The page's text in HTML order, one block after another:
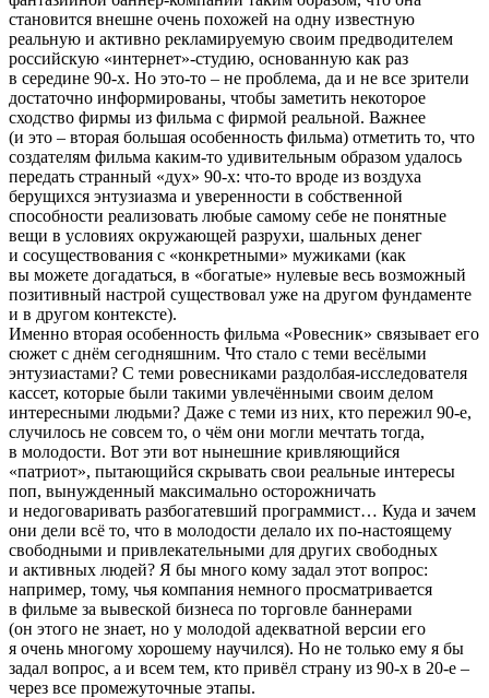
становится внешне очень похожей на одну известную
реальную и активно рекламируемую своим предводителем
российскую «интернет»-студию, основанную как раз
в середине 90-х. Но это-то – не проблема, да и не все зрители
достаточно информированы, чтобы заметить некоторое
сходство фирмы из фильма с фирмой реальной. Важнее
(и это – вторая большая особенность фильма) отметить то, что
создателям фильма каким-то удивительным образом удалось
передать странный «дух» 90-х: что-то вроде из воздуха
берущихся энтузиазма и уверенности в собственной
способности реализовать любые самому себе не понятные
вещи в условиях окружающей разрухи, шальных денег
и сосуществования с «конкретными» мужиками (как
вы можете догадаться, в «богатые» нулевые весь возможный
позитивный настрой существовал уже на другом фундаменте
и в другом контексте).
Именно вторая особенность фильма «Ровесник» связывает его
сюжет с днём сегодняшним. Что стало с теми весёлыми
энтузиастами? С теми ровесниками раздолбая-исследователя
кассет, которые были такими увлечёнными своим делом
интересными людьми? Даже с теми из них, кто пережил 90-е,
случилось не совсем то, о чём они могли мечтать тогда,
в молодости. Вот эти вот нынешние кривляющийся
«патриот», пытающийся скрывать свои реальные интересы
поп, вынужденный максимально осторожничать
и недоговаривать разбогатевший программист… Куда и зачем
они дели всё то, что в молодости делало их по-настоящему
свободными и привлекательными для других свободных
и активных людей? Я бы много кому задал этот вопрос:
например, тому, чья компания немного просматривается
в фильме за вывеской бизнеса по торговле баннерами
(он этого не знает, но у молодой адекватной версии его
я очень многому хорошему научился). Но не только ему я бы
задал вопрос, а и всем тем, кто привёл страну из 90-х в 20-е –
через все промежуточные этапы.